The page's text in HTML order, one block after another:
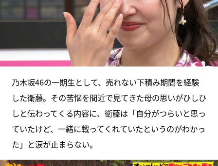
乃木坂46の一期生として、売れない下積み期間を経験
した衛藤。その苦悩を間近で見てきた母の思いがひしひ
しと伝わってくる内容に、衛藤は「自分がつらいと思っ
ていたけど、一緒に戦ってくれていたというのがわかっ
た」と涙が止まらない。